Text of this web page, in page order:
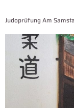
Judoprüfung Am